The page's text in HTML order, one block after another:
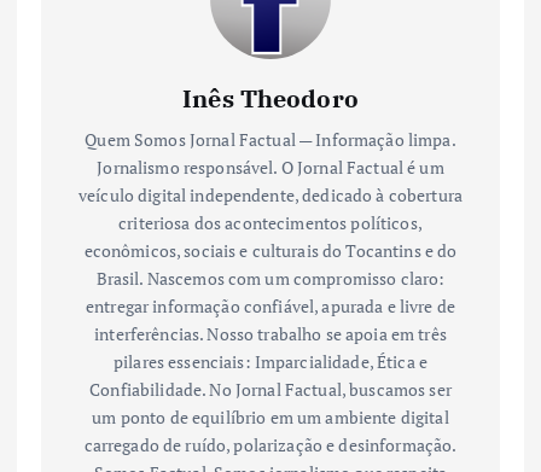
Inês Theodoro
Quem Somos Jornal Factual — Informação limpa.
Jornalismo responsável. O Jornal Factual é um
veículo digital independente, dedicado à cobertura
criteriosa dos acontecimentos políticos,
econômicos, sociais e culturais do Tocantins e do
Brasil. Nascemos com um compromisso claro:
entregar informação confiável, apurada e livre de
interferências. Nosso trabalho se apoia em três
pilares essenciais: Imparcialidade, Ética e
Confiabilidade. No Jornal Factual, buscamos ser
um ponto de equilíbrio em um ambiente digital
carregado de ruído, polarização e desinformação.